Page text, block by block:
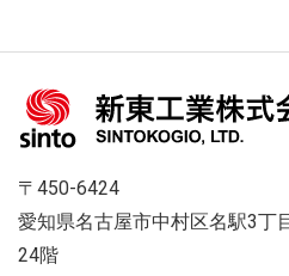
〒450-6424
愛知県名古屋市中村区名駅3
24階